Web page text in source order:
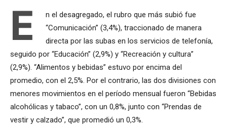
E
n el desagregado, el rubro que más subió fue
“Comunicación” (3,4%), traccionado de manera
directa por las subas en los servicios de telefonía,
seguido por “Educación” (2,9%) y “Recreación y cultura”
(2,9%). “Alimentos y bebidas” estuvo por encima del
promedio, con el 2,5%. Por el contrario, las dos divisiones con
menores movimientos en el período mensual fueron “Bebidas
alcohólicas y tabaco”, con un 0,8%, junto con “Prendas de
vestir y calzado”, que promedió un 0,3%.